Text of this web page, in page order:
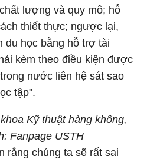
lượng và quy mô; hỗ
thiết thực; ngược lại,
du học bằng hỗ trợ tài
kèm theo điều kiện được
nước liên hệ sát sao
tập".
Kỹ thuật hàng không,
Fanpage USTH
rằng chúng ta sẽ rất sai